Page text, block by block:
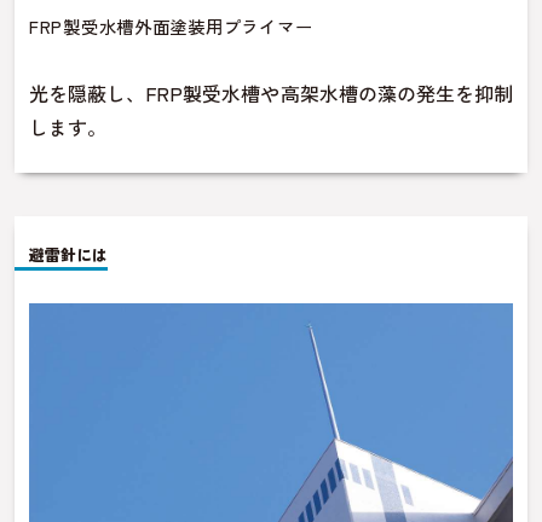
FRP製受水槽外面塗装用プライマー
光を隠蔽し、FRP製受水槽や高架水槽の藻の発生を抑制
します。
避雷針には